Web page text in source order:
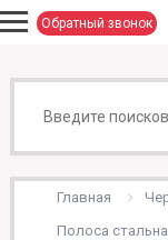
Обратный звонок
Главная
Полоса